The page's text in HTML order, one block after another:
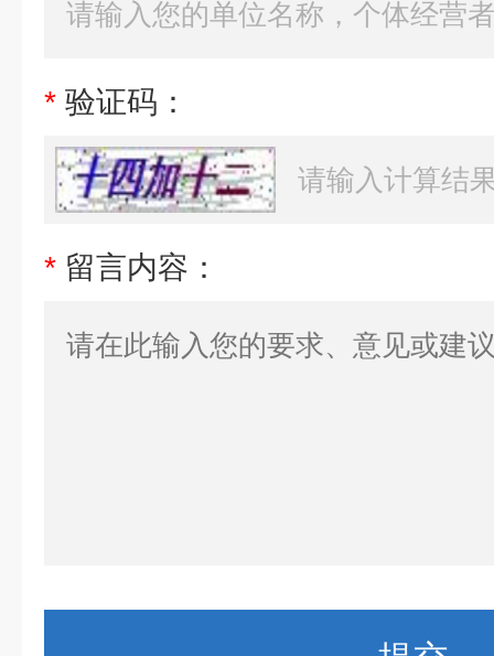
* 验证码：
* 留言内容：